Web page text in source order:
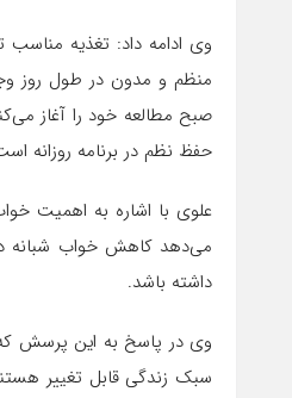
وی ادامه داد: تغذیه مناسب
منظم و مدون در طول روز
صبح مطالعه خود را آغاز
حفظ نظم در برنامه روزانه
علوی با اشاره به اهمیت
می‌دهد کاهش خواب شبانه
داشته باشد.
وی در پاسخ به این پرسش که
سبک زندگی قابل تغییر